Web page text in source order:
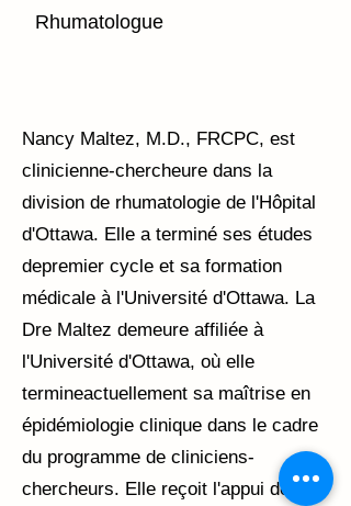
Rhumatologue
Nancy Maltez, M.D., FRCPC, est
clinicienne-chercheure dans la
division de rhumatologie de l'Hôpital
d'Ottawa. Elle a terminé ses études
depremier cycle et sa formation
médicale à l'Université d'Ottawa. La
Dre Maltez demeure affiliée à
l'Université d'Ottawa, où elle
termineactuellement sa maîtrise en
épidémiologie clinique dans le cadre
du programme de cliniciens-
chercheurs. Elle reçoit l'appui de la